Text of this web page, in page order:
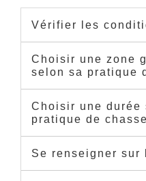
Vérifier les
Choisir une zone
selon sa pratique
Choisir une durée
pratique de chasse
Se renseigner sur